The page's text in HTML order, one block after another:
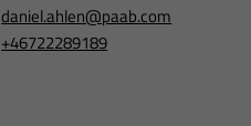
daniel.ahlen@paab.com
+46722289189